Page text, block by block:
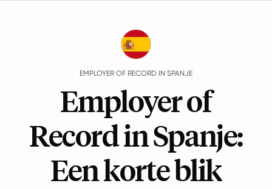
EMPLOYER OF RECORD IN SPANJE
Employer of
Record in Spanje:
Een korte blik